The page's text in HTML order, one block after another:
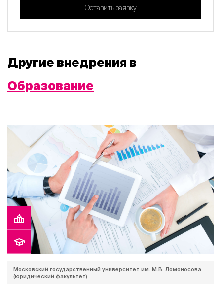
Оставить заявку
Другие внедрения в
Образование
Московский государственный университет им. М.В. Ломоносова
(юридический факультет)